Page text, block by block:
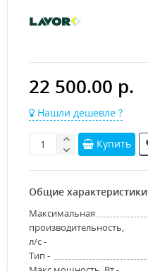
22 500.00 р.
Нашли дешевле ?
Купить
Общие характеристики
Максимальная
производительность,
л/с -
Тип -